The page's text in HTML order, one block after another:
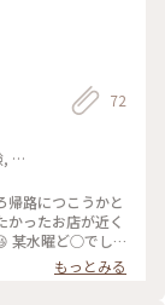
名
72
帰路につこうかと
かったお店が近く
ルームきくちさん
カ、ミックスの3
もっとみる